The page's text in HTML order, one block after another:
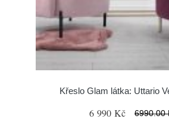
Křeslo Glam látka: Uttario
6 990 Kč 6990.00